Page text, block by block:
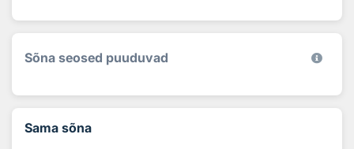
Sõna seosed puuduvad
Sama sõna